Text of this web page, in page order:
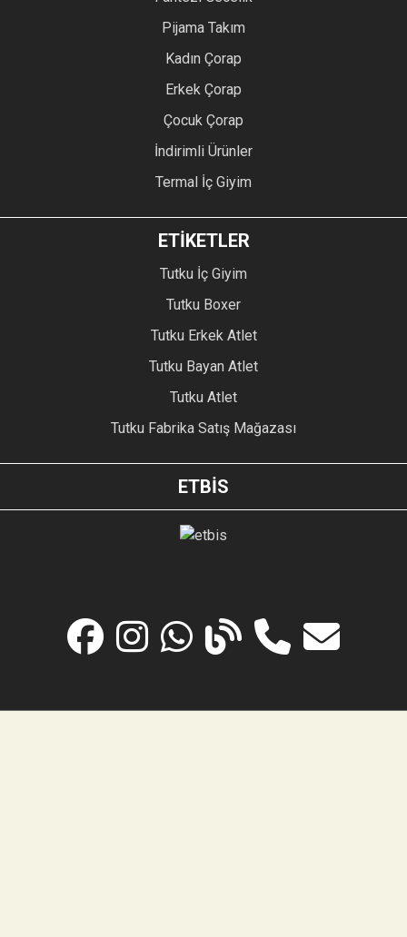
Pijama Takım
Kadın Çorap
Erkek Çorap
Çocuk Çorap
İndirimli Ürünler
Termal İç Giyim
ETİKETLER
Tutku İç Giyim
Tutku Boxer
Tutku Erkek Atlet
Tutku Bayan Atlet
Tutku Atlet
Tutku Fabrika Satış Mağazası
ETBİS